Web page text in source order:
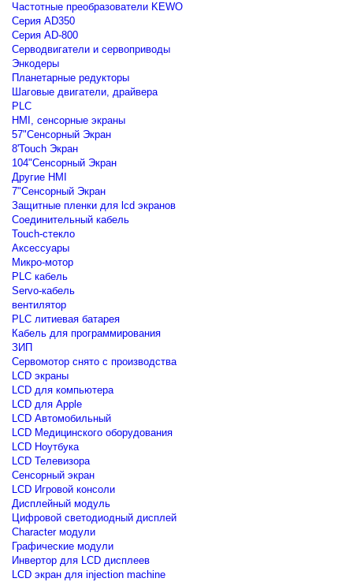
Частотные преобразователи KEWO
Серия AD350
Серия AD-800
Серводвигатели и сервоприводы
Энкодеры
Планетарные редукторы
Шаговые двигатели, драйвера
PLC
HMI, сенсорные экраны
57"Сенсорный Экран
8'Touch Экран
104"Сенсорный Экран
Другие HMI
7"Сенсорный Экран
Защитные пленки для lcd экранов
Соединительный кабель
Touch-стекло
Аксессуары
Микро-мотор
PLC кабель
Servo-кабель
вентилятор
PLC литиевая батарея
Кабель для программирования
ЗИП
Сервомотор снято с производства
LCD экраны
LCD для компьютера
LCD для Apple
LCD Автомобильный
LCD Медицинского оборудования
LCD Ноутбука
LCD Телевизора
Сенсорный экран
LCD Игровой консоли
Дисплейный модуль
Цифровой светодиодный дисплей
Сharacter модули
Графические модули
Инвертор для LCD дисплеев
LCD экран для injection machine